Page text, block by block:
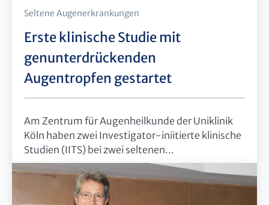
Seltene Augenerkrankungen
Erste klinische Studie mit
genunterdrückenden
Augentropfen gestartet
Am Zentrum für Augenheilkunde der Uniklinik
Köln haben zwei Investigator-iniitierte klinische
Studien (IITS) bei zwei seltenen...